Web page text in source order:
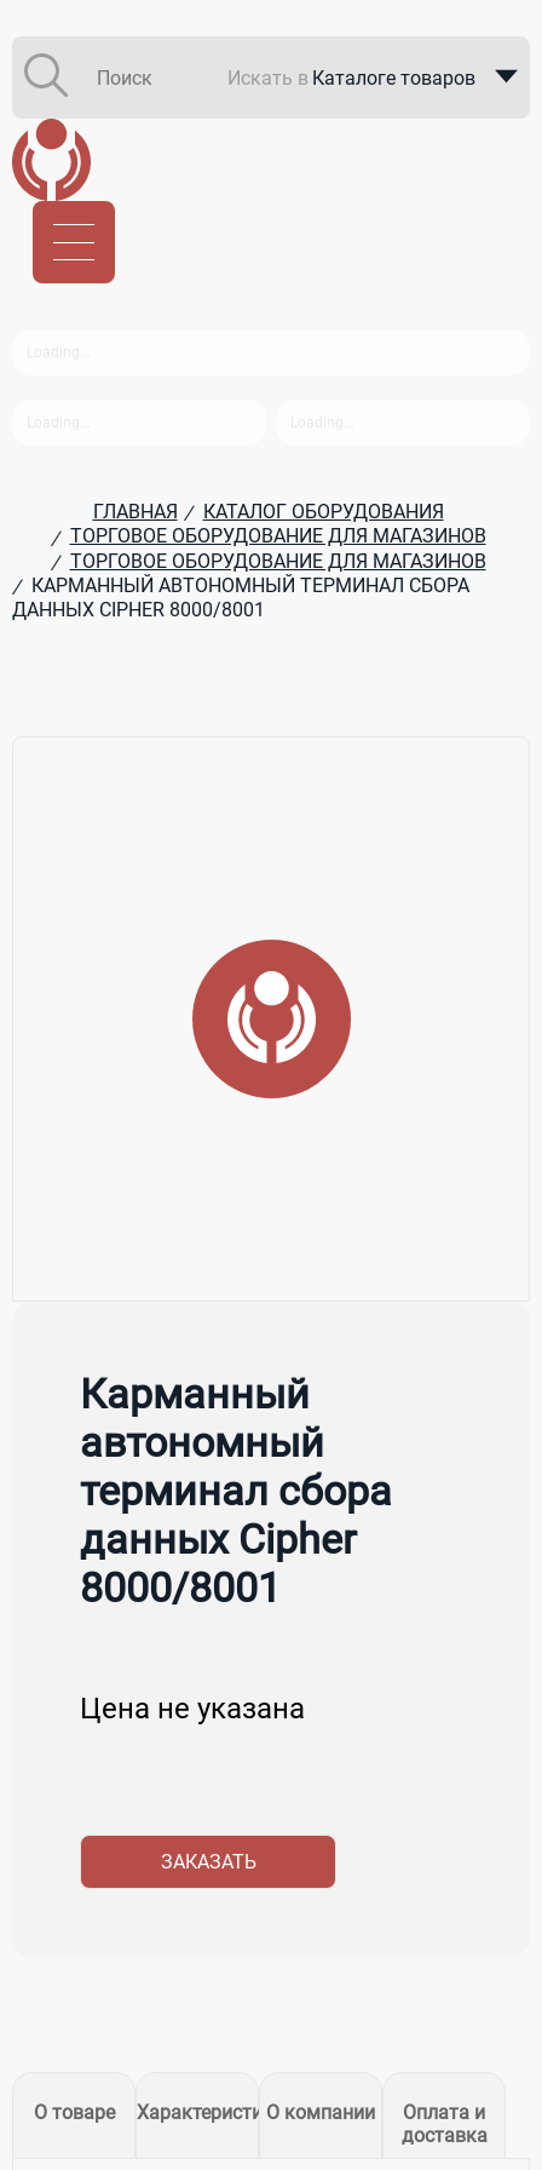
Искать в Каталоге товаров
ГЛАВНАЯ / КАТАЛОГ ОБОРУДОВАНИЯ
/ ТОРГОВОЕ ОБОРУДОВАНИЕ ДЛЯ МАГАЗИНОВ
/ ТОРГОВОЕ ОБОРУДОВАНИЕ ДЛЯ МАГАЗИНОВ
/ КАРМАННЫЙ АВТОНОМНЫЙ ТЕРМИНАЛ СБОРА
ДАННЫХ CIPHER 8000/8001
Карманный
автономный
терминал сбора
данных Cipher
8000/8001
Цена не указана
ЗАКАЗАТЬ
О товаре ХарактеристикиО компании
Оплата и
доставка